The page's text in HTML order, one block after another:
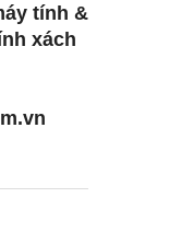
tính &
xách